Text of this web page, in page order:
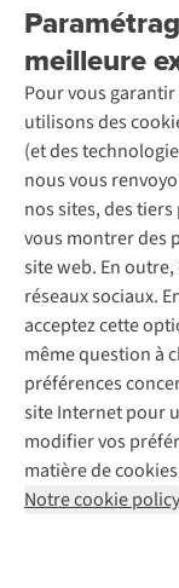
meilleure
Pour vous
utilisons des
(et des
nous vous
nos sites, des
vous montrer des
site web. En
réseaux sociaux.
acceptez cette
même question à
préférences
site Internet pour
modifier vos
matière de
Notre cookie policy
Retourner
Rétractation d'une
Entretien &
Garantie
Contactez-nous
Entreprise
À propos d’Ayacucho
Nos magasins
À propos
Déclaration
Location / Location
Seconde-main
Entretien de ski
Service de lavage
Entretien de
Réparation de
Réparation de
Retouches
Pour les entreprises
Découvrez
A.S.Magazine
Explore Camp
Expertise & conseils
Abonnez-vous à
Mentions